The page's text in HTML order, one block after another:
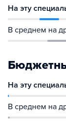
На эту
В среднем на
На эту
В среднем на